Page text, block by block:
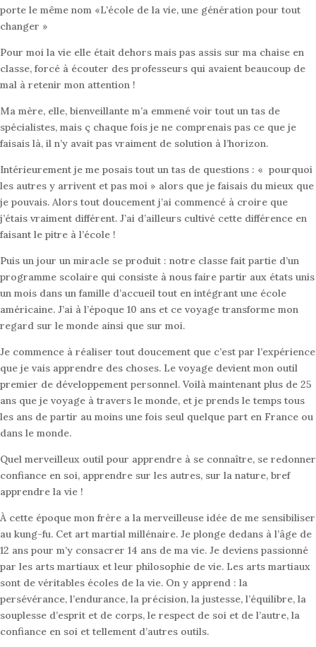
porte le même nom «L’école de la vie, une génération pour tout
changer »
Pour moi la vie elle était dehors mais pas assis sur ma chaise en
classe, forcé à écouter des professeurs qui avaient beaucoup de
mal à retenir mon attention !
Ma mère, elle, bienveillante m’a emmené voir tout un tas de
spécialistes, mais ç chaque fois je ne comprenais pas ce que je
faisais là, il n’y avait pas vraiment de solution à l’horizon.
Intérieurement je me posais tout un tas de questions : « pourquoi
les autres y arrivent et pas moi » alors que je faisais du mieux que
je pouvais. Alors tout doucement j’ai commencé à croire que
j’étais vraiment différent. J’ai d’ailleurs cultivé cette différence en
faisant le pitre à l’école !
Puis un jour un miracle se produit : notre classe fait partie d’un
programme scolaire qui consiste à nous faire partir aux états unis
un mois dans un famille d’accueil tout en intégrant une école
américaine. J’ai à l’époque 10 ans et ce voyage transforme mon
regard sur le monde ainsi que sur moi.
Je commence à réaliser tout doucement que c’est par l’expérience
que je vais apprendre des choses. Le voyage devient mon outil
premier de développement personnel. Voilà maintenant plus de 25
ans que je voyage à travers le monde, et je prends le temps tous
les ans de partir au moins une fois seul quelque part en France ou
dans le monde.
Quel merveilleux outil pour apprendre à se connaître, se redonner
confiance en soi, apprendre sur les autres, sur la nature, bref
apprendre la vie !
À cette époque mon frère a la merveilleuse idée de me sensibiliser
au kung-fu. Cet art martial millénaire. Je plonge dedans à l’âge de
12 ans pour m’y consacrer 14 ans de ma vie. Je deviens passionné
par les arts martiaux et leur philosophie de vie. Les arts martiaux
sont de véritables écoles de la vie. On y apprend : la
persévérance, l’endurance, la précision, la justesse, l’équilibre, la
souplesse d’esprit et de corps, le respect de soi et de l’autre, la
confiance en soi et tellement d’autres outils.